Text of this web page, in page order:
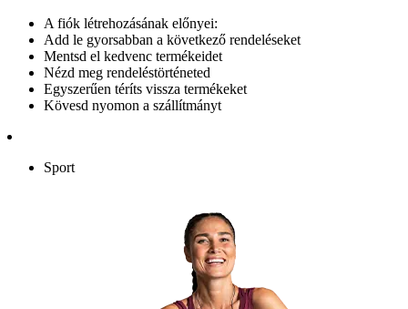
A fiók létrehozásának előnyei:
Add le gyorsabban a következő rendeléseket
Mentsd el kedvenc termékeidet
Nézd meg rendeléstörténeted
Egyszerűen téríts vissza termékeket
Kövesd nyomon a szállítmányt
Sport